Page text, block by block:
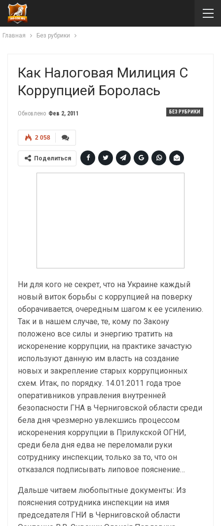
Главная Без рубрики
Как Налоговая Милиция С
Коррупцией Боролась
БЕЗ РУБРИКИ
Обновлено Фев 2, 2011
2 058
Поделиться
Ни для кого не секрет, что на Украине каждый
новый виток борьбы с коррупцией на поверку
оборачивается, очередным шагом к ее усилению.
Так и в нашем случае, те, кому по Закону
положено все силы и энергию тратить на
искоренение коррупции, на практике зачастую
используют данную им власть на создание
новых и закрепление старых коррупционных
схем. Итак, по порядку. 14.01.2011 года трое
оперативников управления внутренней
безопасности ГНА в Черниговской области среди
бела дня чрезмерно увлекшись процессом
искоренения коррупции в Прилукской ОГНИ,
среди бела дня едва не переломали руки
сотруднику инспекции, только за то, что он
отказался подписывать липовое пояснение…
Дальше читаем любопытные документы: Из
пояснения сотрудника инспекции на имя
председателя ГНИ в Черниговской области